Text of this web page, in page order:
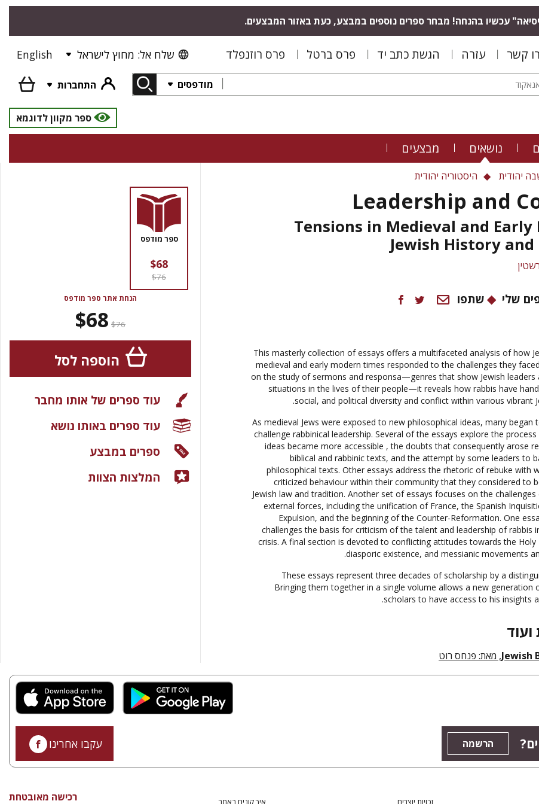
עכשיו בהנחה! מבחר ספרים נוספים במבצע, כעת באזור המבצעים.
קשר עזרה הגשת כתב יד פרס ברטל פרס רוזנפלד שלח אל: מחוץ לישראל English
מודפסים
התחברות
ספר מקוון לדוגמא
נושאים מבצעים
יהודית היסטוריה יהודית
Leadership and
Tensions in Medieval and Early
Jewish History
שלי שתפו
This masterly collection of essays offers a multifaceted analysis of how
medieval and early modern times responded to the challenges they
on the study of sermons and responsa—genres that show Jewish leaders
situations in the lives of their people—it reveals how rabbis have
social, and political diversity and conflict within various vibrant
As medieval Jews were exposed to new philosophical ideas, many began
challenge rabbinical leadership. Several of the essays explore the
ideas became more accessible , the doubts that consequently arose
biblical and rabbinic texts, and the attempt by some leaders to
philosophical texts. Other essays address the rhetoric of rebuke with
criticized behaviour within their community that they considered to
Jewish law and tradition. Another set of essays focuses on the
external forces, including the unification of France, the Spanish
Expulsion, and the beginning of the Counter-Reformation. One
challenges the basis for criticism of the talent and leadership of rabbis
crisis. A final section is devoted to conflicting attitudes towards the Holy
diasporic existence, and messianic movements
These essays represent three decades of scholarship by a
Bringing them together in a single volume allows a new generation
scholars to have access to his insights
ועוד
Jewish, מאת: פנחס רוט
ספר מודפס
$68
$76
הנחת אתר ספר מודפס
$76
$68
הוספה לסל
עוד ספרים של אותו מחבר
עוד ספרים באותו נושא
ספרים במבצע
המלצות הצוות
הרשמה עקבו אחרינו
זכויות יוצרים איך קונים באתר רכישה מאובטחת